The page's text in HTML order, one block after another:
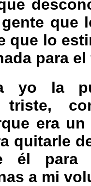
que
que lo
para
yo la
triste,
era
quitarle
él para
a mi